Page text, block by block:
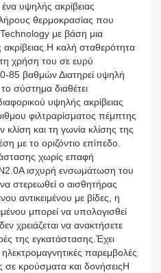
υψηλής ακρίβειας
θερμοκρασίας που
με βάση μια
καλή σταθερότητα
χρήση του σε ευρύ
85 βαθμών Διατηρεί υψηλή
σύστημα διαθέτει
υψηλής ακρίβειας
φιλτραρίσματος πέμπτης
κλίση και τη γωνία κλίσης της
με το οριζόντιο επίπεδο.
χωρίς επαφή
ισχυρή ενσωμάτωση του
στερεωθεί ο αισθητήρας
αντικειμένου με βίδες, η
μπορεί να υπολογισθεί
χρειάζεται να ανακτήσετε
της εγκατάστασης.Έχει
παρεμβολές
σε κρούσματα και δονήσειςΗ